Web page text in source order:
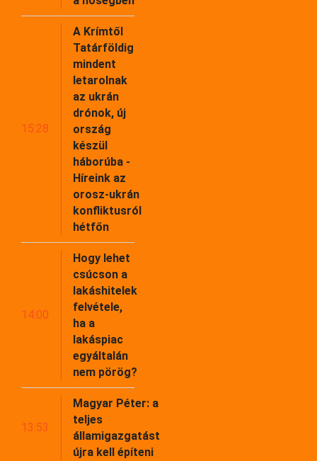
15:28
A Krímtől
Tatárföldig
mindent
letarolnak
az ukrán
drónok, új
ország
készül
háborúba -
Híreink az
orosz-ukrán
konfliktusról
hétfőn
14:00
Hogy lehet
csúcson a
lakáshitelek
felvétele,
ha a
lakáspiac
egyáltalán
nem pörög?
13:53
Magyar Péter: a
teljes
államigazgatást
újra kell építeni